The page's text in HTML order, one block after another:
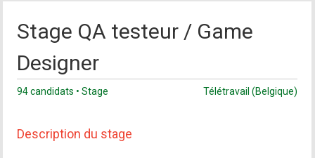
Stage QA testeur / Game
Designer
94 candidats • Stage Télétravail (Belgique)
Description du stage